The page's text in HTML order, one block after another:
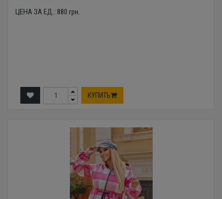
ЦЕНА ЗА ЕД.: 880 грн.
КУПИТЬ